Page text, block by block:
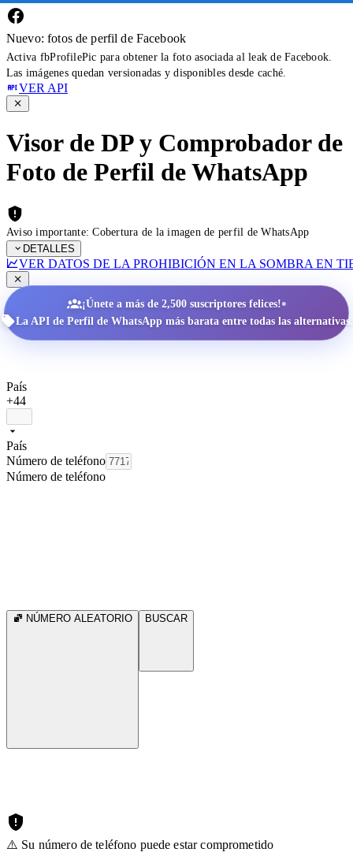
Nuevo: fotos de perfil de Facebook
Activa fbProfilePic para obtener la foto asociada al leak de Facebook.
Las imágenes quedan versionadas y disponibles desde caché.
VER API
Visor de DP y Comprobador de
Foto de Perfil de WhatsApp
Aviso importante: Cobertura de la imagen de perfil de WhatsApp
DETALLES
VER DATOS DE LA PROHIBICIÓN EN LA SOMBRA EN
¡Únete a más de 2,500 suscriptores felices!•
La API de Perfil de WhatsApp más barata entre todas las alternativas.
País
+44
País
Número de teléfono
Número de teléfono
NÚMERO ALEATORIO BUSCAR
⚠️ Su número de teléfono puede estar comprometido